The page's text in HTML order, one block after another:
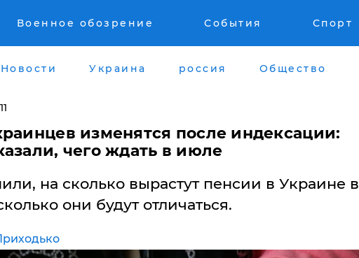
Военное обозрение События Спорт
Новости Украина россия Общество
изменятся после индексации:
чего ждать в июле
на сколько вырастут пенсии в Украине в
они будут отличаться.